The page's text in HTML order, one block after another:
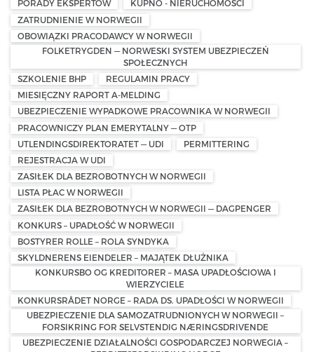
PORADY EKSPERTÓW
KUPNO - NIERUCHOMOŚCI
ZATRUDNIENIE W NORWEGII
OBOWIĄZKI PRACODAWCY W NORWEGII
FOLKETRYGDEN — NORWESKI SYSTEM UBEZPIECZEŃ
SPOŁECZNYCH
SZKOLENIE BHP
REGULAMIN PRACY
MIESIĘCZNY RAPORT A-MELDING
UBEZPIECZENIE WYPADKOWE PRACOWNIKA W NORWEGII
PRACOWNICZY PLAN EMERYTALNY — OTP
UTLENDINGSDIREKTORATET — UDI
PERMITTERING
REJESTRACJA W UDI
ZASIŁEK DLA BEZROBOTNYCH W NORWEGII
LISTA PŁAC W NORWEGII
ZASIŁEK DLA BEZROBOTNYCH W NORWEGII — DAGPENGER
KONKURS – UPADŁOŚĆ W NORWEGII
BOSTYRER ROLLE – ROLA SYNDYKA
SKYLDNERENS EIENDELER – MAJĄTEK DŁUŻNIKA
KONKURSBO OG KREDITORER – MASA UPADŁOŚCIOWA I
WIERZYCIELE
KONKURSRÅDET NORGE – RADA DS. UPADŁOŚCI W NORWEGII
UBEZPIECZENIE DLA SAMOZATRUDNIONYCH W NORWEGII –
FORSIKRING FOR SELVSTENDIG NÆRINGSDRIVENDE
UBEZPIECZENIE DZIAŁALNOŚCI GOSPODARCZEJ NORWEGIA –